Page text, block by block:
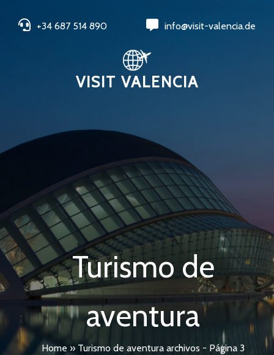
+34 687 514 890 info@visit-valencia.de
VISIT VALENCIA
Turismo de
aventura
Home » Turismo de aventura archivos - Página 3